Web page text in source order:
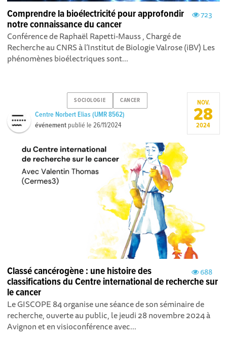
723
Comprendre la bioélectricité pour approfondir
notre connaissance du cancer
Conférence de Raphaël Rapetti-Mauss , Chargé de
Recherche au CNRS à l’Institut de Biologie Valrose (iBV) Les
phénomènes bioélectriques sont...
SOCIOLOGIE CANCER
Centre Norbert Elias (UMR 8562)
événement publié le26/11/2024
NOV.
28
2024
688
Classé cancérogène : une histoire des
classifications du Centre international de recherche sur
le cancer
Le GISCOPE 84 organise une séance de son séminaire de
recherche, ouverte au public, le jeudi 28 novembre 2024 à
Avignon et en visioconférence avec...